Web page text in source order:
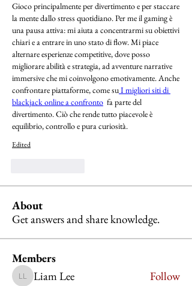
Gioco principalmente per divertimento e per staccare
la mente dallo stress quotidiano. Per me il gaming è
una pausa attiva: mi aiuta a concentrarmi su obiettivi
chiari e a entrare in uno stato di flow. Mi piace
alternare esperienze competitive, dove posso
migliorare abilità e strategia, ad avventure narrative
immersive che mi coinvolgono emotivamente. Anche
confrontare piattaforme, come su I migliori siti di
blackjack online a confronto
  fa parte del
divertimento. Ciò che rende tutto piacevole è
equilibrio, controllo e pura curiosità.
Edited
About
Get answers and share knowledge.
Members
Liam Lee
Liam Lee Follow